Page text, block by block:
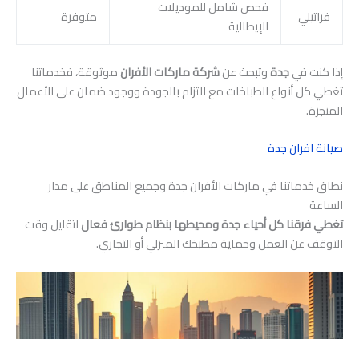
فراتيلي
فحص شامل للموديلات
الإيطالية
متوفرة
إذا كنت فيجدةوتبحث عنشركة ماركات الأفرانموثوقة، فخدماتنا
تغطي كل أنواع الطباخات مع التزام بالجودة ووجود ضمان على الأعمال
المنجزة.
صيانة افران جدة
نطاق خدماتنا في ماركات الأفران جدة وجميع المناطق على مدار
الساعة
تغطي فرقنا كل أحياء جدة ومحيطها بنظام طوارئ فعاللتقليل وقت
التوقف عن العمل وحماية مطبخك المنزلي أو التجاري.